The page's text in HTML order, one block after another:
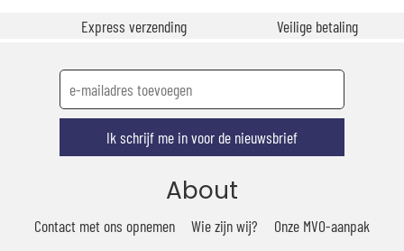
Express verzending Veilige betaling
Ik schrijf me in voor de nieuwsbrief
About
Contact met ons opnemen Wie zijn wij?
Onze MVO-aanpak